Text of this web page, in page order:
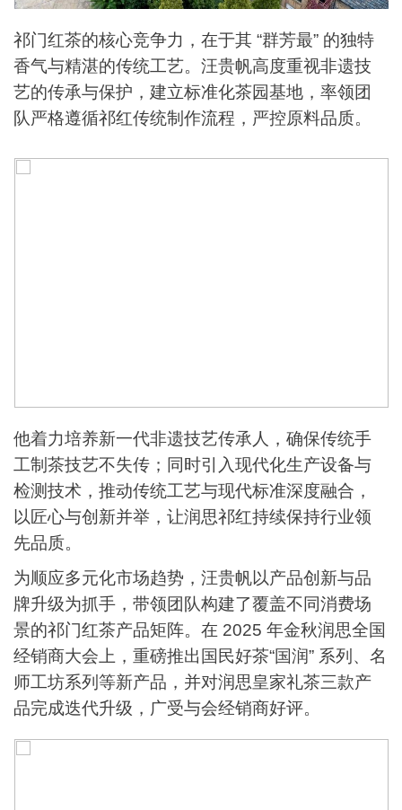
祁门红茶的核心竞争力，在于其 “群芳最” 的独特
香气与精湛的传统工艺。汪贵帆高度重视非遗技
艺的传承与保护，建立标准化茶园基地，率领团
队严格遵循祁红传统制作流程，严控原料品质。
他着力培养新一代非遗技艺传承人，确保传统手
工制茶技艺不失传；同时引入现代化生产设备与
检测技术，推动传统工艺与现代标准深度融合，
以匠心与创新并举，让润思祁红持续保持行业领
先品质。
为顺应多元化市场趋势，汪贵帆以产品创新与品
牌升级为抓手，带领团队构建了覆盖不同消费场
景的祁门红茶产品矩阵。在 2025 年金秋润思全国
经销商大会上，重磅推出国民好茶“国润” 系列、名
师工坊系列等新产品，并对润思皇家礼茶三款产
品完成迭代升级，广受与会经销商好评。